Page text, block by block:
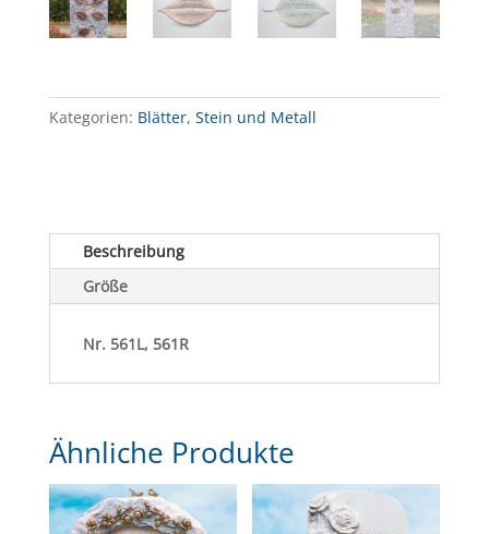
Kategorien: Blätter, Stein und Metall
Beschreibung
Größe
Nr. 561L, 561R
Ähnliche Produkte